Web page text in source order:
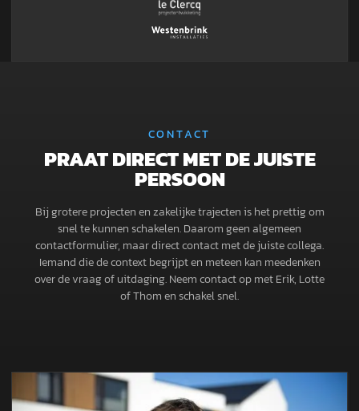
CONTACT
PRAAT DIRECT MET DE JUISTE
PERSOON
Bij grotere projecten en zakelijke trajecten is het prettig om
snel te kunnen schakelen. Daarom geen algemeen
contactformulier, maar direct contact met de juiste collega.
Iemand die de context begrijpt en meteen kan meedenken
over de vraag of uitdaging. Neem contact op met Erik, Lotte
of Thom en schakel snel.